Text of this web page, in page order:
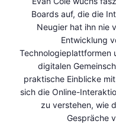
Boards auf, die die
Neugier hat ihn nie
Entwicklung
Technologieplattformen
digitalen
praktische Einblicke
sich die Online-
zu verstehen, wie
Gespräche